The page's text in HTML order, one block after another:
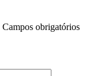
Campos obrigatórios